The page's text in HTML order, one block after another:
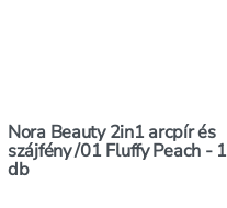
Nora Beauty 2in1 arcpír és
szájfény /01 Fluffy Peach - 1
db